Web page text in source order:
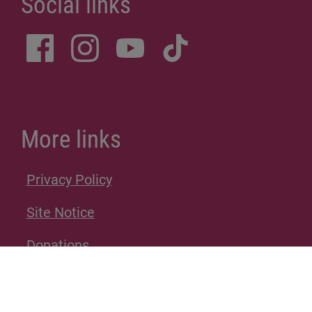
Privacy Policy
Site Notice
Donations
Sitemap